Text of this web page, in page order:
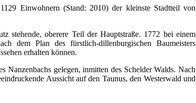
Einwohnern (Stand: 2010) der kleinste Stadtteil von
stehende, oberere Teil der Hauptstraße. 1772 bei einem
dem Plan des fürstlich-dillenburgischen Baumeisters
erhalten können.
gelegen, inmitten des Schelder Walds. Nach
Aussicht auf den Taunus, den Westerwald und